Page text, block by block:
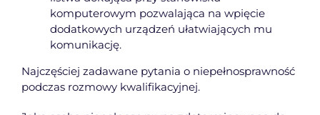
komputerowym pozwalająca na wpięcie
dodatkowych urządzeń ułatwiających mu
komunikację.
Najczęściej zadawane pytania o niepełnosprawność
podczas rozmowy kwalifikacyjnej.